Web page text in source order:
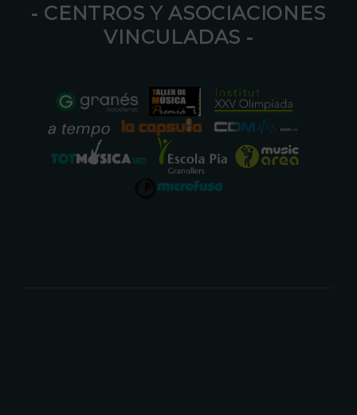
⁃ CENTROS Y ASOCIACIONES
VINCULADAS ⁃